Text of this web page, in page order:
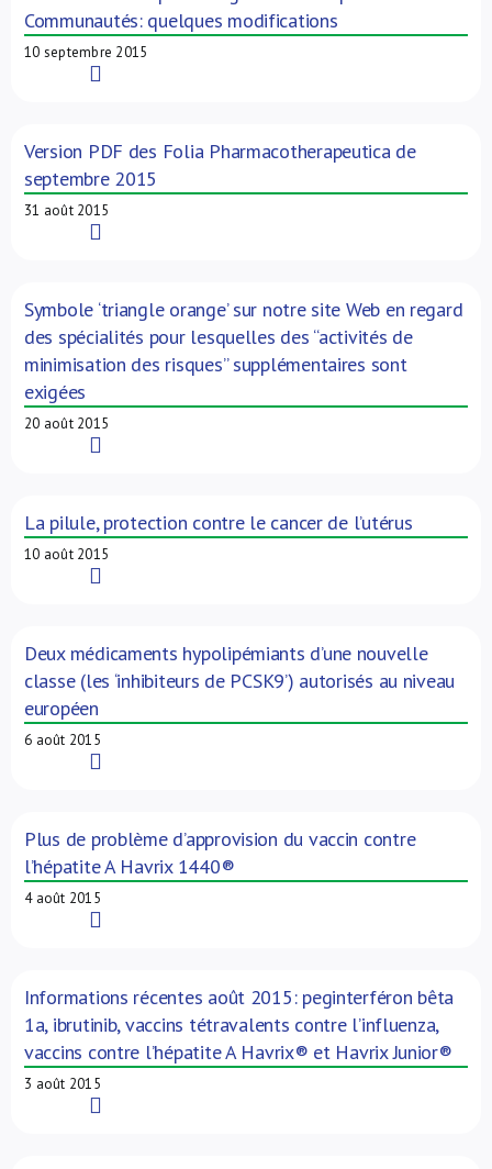
Communautés: quelques modifications
10 septembre 2015
Version PDF des Folia Pharmacotherapeutica de
septembre 2015
31 août 2015
Symbole ‘triangle orange’ sur notre site Web en regard
des spécialités pour lesquelles des “activités de
minimisation des risques” supplémentaires sont
exigées
20 août 2015
La pilule, protection contre le cancer de l’utérus
10 août 2015
Deux médicaments hypolipémiants d’une nouvelle
classe (les ‘inhibiteurs de PCSK9’) autorisés au niveau
européen
6 août 2015
Plus de problème d’approvision du vaccin contre
l’hépatite A Havrix 1440®
4 août 2015
Informations récentes août 2015: peginterféron bêta
1a, ibrutinib, vaccins tétravalents contre l’influenza,
vaccins contre l’hépatite A Havrix® et Havrix Junior®
3 août 2015